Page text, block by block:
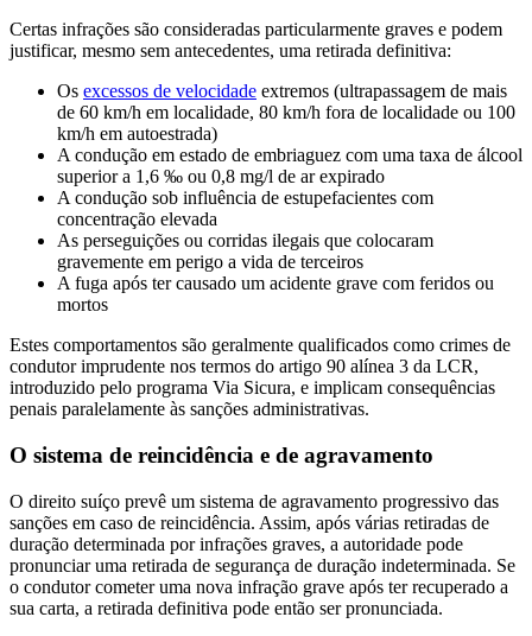
Certas infrações são consideradas particularmente graves e podem
justificar, mesmo sem antecedentes, uma retirada definitiva:
Os excessos de velocidade extremos (ultrapassagem de mais
de 60 km/h em localidade, 80 km/h fora de localidade ou 100
km/h em autoestrada)
A condução em estado de embriaguez com uma taxa de álcool
superior a 1,6 ‰ ou 0,8 mg/l de ar expirado
A condução sob influência de estupefacientes com
concentração elevada
As perseguições ou corridas ilegais que colocaram
gravemente em perigo a vida de terceiros
A fuga após ter causado um acidente grave com feridos ou
mortos
Estes comportamentos são geralmente qualificados como crimes de
condutor imprudente nos termos do artigo 90 alínea 3 da LCR,
introduzido pelo programa Via Sicura, e implicam consequências
penais paralelamente às sanções administrativas.
O sistema de reincidência e de agravamento
O direito suíço prevê um sistema de agravamento progressivo das
sanções em caso de reincidência. Assim, após várias retiradas de
duração determinada por infrações graves, a autoridade pode
pronunciar uma retirada de segurança de duração indeterminada. Se
o condutor cometer uma nova infração grave após ter recuperado a
sua carta, a retirada definitiva pode então ser pronunciada.